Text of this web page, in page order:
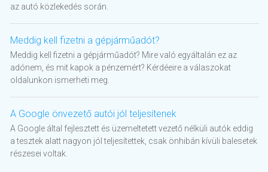
az autó közlekedés során.
Meddig kell fizetni a gépjárműadót?
Meddig kell fizetni a gépjárműadót? Mire való egyáltalán ez az
adónem, és mit kapok a pénzemért? Kérdéeire a válaszokat
oldalunkon ismerheti meg.
A Google önvezető autói jól teljesítenek
A Google által fejlesztett és üzemeltetett vezető nélküli autók eddig
a tesztek alatt nagyon jól teljesítettek, csak önhibán kívüli balesetek
részesei voltak.